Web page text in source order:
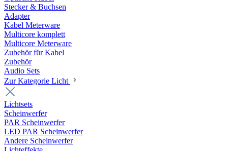
Stecker & Buchsen
Adapter
Kabel Meterware
Multicore komplett
Multicore Meterware
Zubehör für Kabel
Zubehör
Audio Sets
Zur Kategorie Licht
Lichtsets
Scheinwerfer
PAR Scheinwerfer
LED PAR Scheinwerfer
Andere Scheinwerfer